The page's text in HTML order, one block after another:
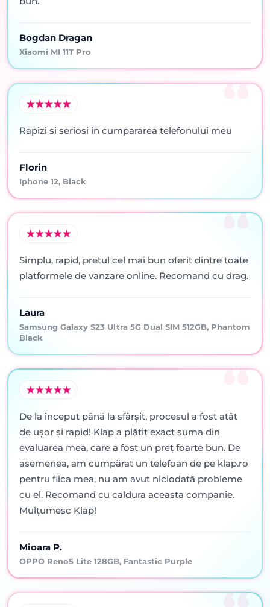
Bogdan Dragan
Xiaomi MI 11T Pro
Rapizi si seriosi in cumpararea telefonului meu
Florin
Iphone 12, Black
Simplu, rapid, pretul cel mai bun oferit dintre toate
platformele de vanzare online. Recomand cu drag.
Laura
Samsung Galaxy S23 Ultra 5G Dual SIM 512GB, Phantom
Black
De la început până la sfârșit, procesul a fost atât
de ușor și rapid! Klap a plătit exact suma din
evaluarea mea, care a fost un preț foarte bun. De
asemenea, am cumpărat un telefoan de pe klap.ro
pentru fiica mea, nu am avut niciodată probleme
cu el. Recomand cu caldura aceasta companie.
Mulțumesc Klap!
Mioara P.
OPPO Reno5 Lite 128GB, Fantastic Purple